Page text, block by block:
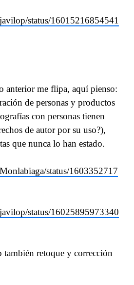
status/16015216854541
anterior me flipa, aquí pienso:
de personas y productos
con personas tienen
de autor por su uso?),
que nunca lo han estado.
status/1603352717
status/16025895973340
también retoque y corrección